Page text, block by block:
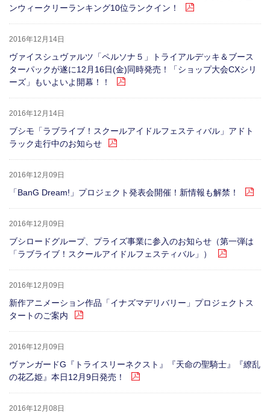
ンウィークリーランキング10位ランクイン！
2016年12月14日
ヴァイスシュヴァルツ「ペルソナ５」トライアルデッキ＆ブース
ターパックが遂に12月16日(金)同時発売！「ショップ大会CXシリ
ーズ」もいよいよ開幕！！
2016年12月14日
ブシモ「ラブライブ！スクールアイドルフェスティバル」アドト
ラック走行中のお知らせ
2016年12月09日
「BanG Dream!」プロジェクト発表会開催！新情報も解禁！
2016年12月09日
ブシロードグループ、プライズ事業に参入のお知らせ（第一弾は
「ラブライブ！スクールアイドルフェスティバル」）
2016年12月09日
新作アニメーション作品「イナズマデリバリー」プロジェクトス
タートのご案内
2016年12月09日
ヴァンガードG『トライスリーネクスト』『天命の聖騎士』『繚乱
の花乙姫』本日12月9日発売！
2016年12月08日